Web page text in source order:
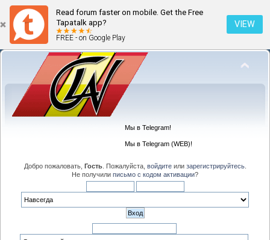
Read forum faster on mobile. Get the Free
Tapatalk app?
FREE - on Google Play
VIEW
Мы в Telegram!
Мы в Telegram (WEB)!
Добро пожаловать, Гость. Пожалуйста, войдитеили зарегистрируйтесь.
Не получили письмо с кодом активации?